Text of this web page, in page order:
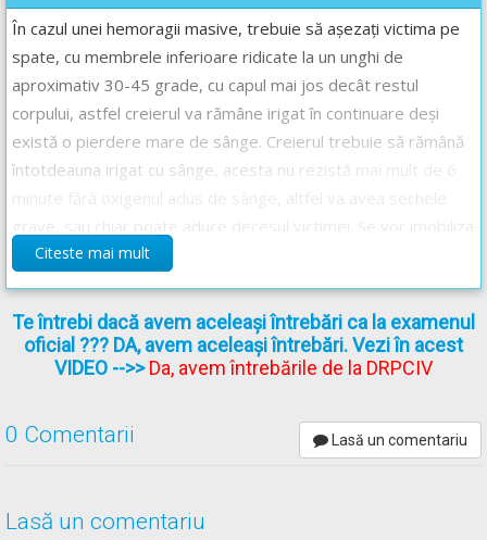
În cazul unei hemoragii masive, trebuie să așezați victima pe
spate, cu membrele inferioare ridicate la un unghi de
aproximativ 30-45 grade, cu capul mai jos decât restul
corpului, astfel creierul va rămâne irigat în continuare deși
există o pierdere mare de sânge. Creierul trebuie să rămână
întotdeauna irigat cu sânge, acesta nu rezistă mai mult de 6
fracturile, dacă acestea există. Nu îi veți da să bea lichide
deoarece acestea cresc tensiunea și pot agrava hemoragia.
Veți proteja victima de frig, o circulație slabă a sângelui din
cauza hemoragiei va duce la răcirea anumitor zone ale
corpului.
Curs de prim ajutor -->Curs de prim ajutor
Citeste mai mult
Te întrebi dacă avem aceleași întrebări ca la examenul
oficial ??? DA, avem aceleași întrebări. Vezi în acest
VIDEO -->>Da, avem întrebările de la DRPCIV
0 Comentarii Lasă un comentariu
Lasă un comentariu